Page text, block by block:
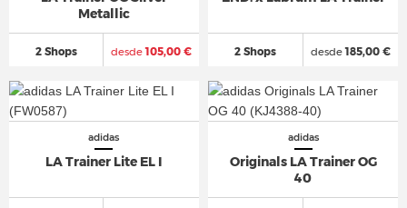
Metallic
2 Shops desde105,00 € 2 Shops desde185,00 €
adidas
LA Trainer Lite EL I
adidas
Originals LA Trainer OG
40